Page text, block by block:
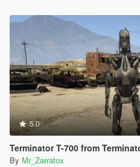
5.0
Terminator T-700 from
By Mr_Zarratox